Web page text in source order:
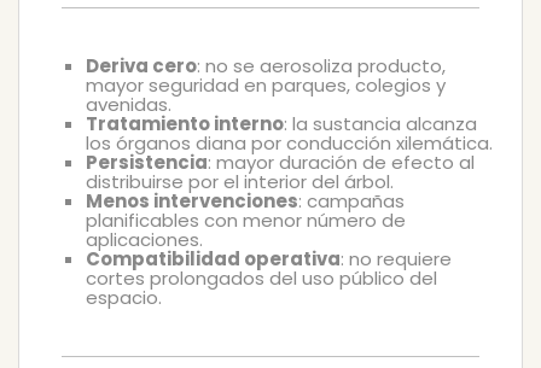
Deriva cero: no se aerosoliza producto,
mayor seguridad en parques, colegios y
avenidas.
Tratamiento interno: la sustancia alcanza
los órganos diana por conducción xilemática.
Persistencia: mayor duración de efecto al
distribuirse por el interior del árbol.
Menos intervenciones: campañas
planificables con menor número de
aplicaciones.
Compatibilidad operativa: no requiere
cortes prolongados del uso público del
espacio.